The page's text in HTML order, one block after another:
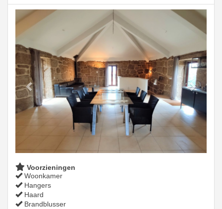
Previous
Next
Voorzieningen
Woonkamer
Hangers
Haard
Brandblusser